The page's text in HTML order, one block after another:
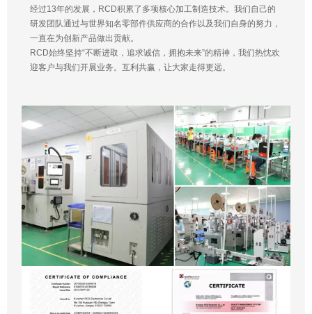
经过13年的发展，RCD积累了多项核心加工制造技术。我们自己的
研发团队通过与世界知名零部件供应商的合作以及我们自身的努力，
一直在为创新产品做出贡献。
RCD始终坚持“不断进取，追求诚信，拥抱未来”的精神，我们热忱欢
迎客户与我们开展业务。互利共赢，让大家走得更远。